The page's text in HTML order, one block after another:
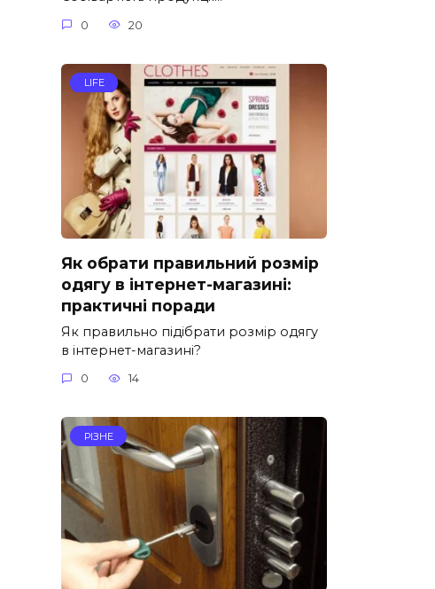
0 20
LIFE
Як обрати правильний розмір
одягу в інтернет-магазині:
практичні поради
Як правильно підібрати розмір одягу
в інтернет-магазині?
0 14
РІЗНЕ